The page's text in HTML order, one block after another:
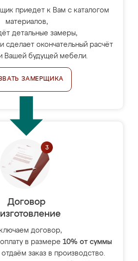
приедет к Вам с каталогом
материалов,
детальные замеры,
сделает окончательный расчёт
Вашей будущей мебели.
ЗАМЕРЩИКА
Договор
договор,
в размере 10% от суммы
заказ в производство.